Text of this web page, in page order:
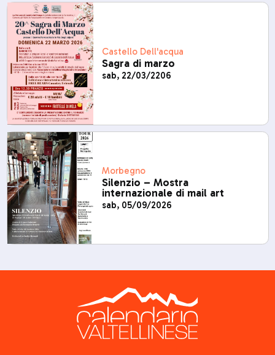
Castello Dell'acqua
Sagra di marzo
sab, 22/03/2206
Morbegno
Silenzio – Mostra
internazionale di mail art
sab, 05/09/2026